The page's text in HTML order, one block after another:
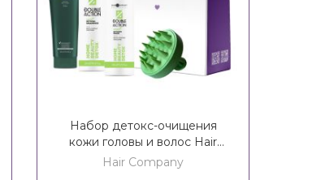
Набор детокс-очищения
кожи головы и волос Hair
Company Double Action
Hair Company